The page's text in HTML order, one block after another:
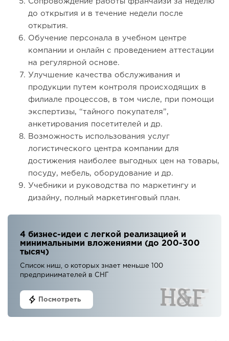
Сопровождение работы франчайзи за неделю
до открытия и в течение недели после
открытия.
Обучение персонала в учебном центре
компании и онлайн с проведением аттестации
на регулярной основе.
Улучшение качества обслуживания и
продукции путем контроля происходящих в
филиале процессов, в том числе, при помощи
экспертизы, “тайного покупателя”,
анкетирования посетителей и др.
Возможность использования услуг
логистического центра компании для
достижения наиболее выгодных цен на товары,
посуду, мебель, оборудование и др.
Учебники и руководства по маркетингу и
дизайну, полный маркетинговый план.
4 бизнес-идеи с легкой реализацией и
минимальными вложениями (до 200-300
тысяч)
Список ниш, о которых знает меньше 100
предпринимателей в СНГ
Посмотреть